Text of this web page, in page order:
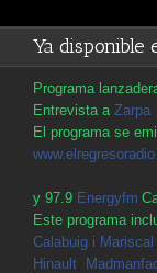
Ya disponible
Programa
Entrevista a Zarpa
El programa se
y 97.9 Energyfm
Este programa
Calabuig i Mariscal
Hinault